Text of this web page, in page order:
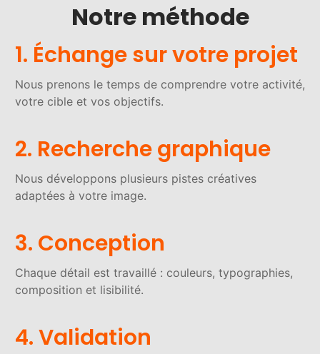
Notre méthode
1. Échange sur votre projet
Nous prenons le temps de comprendre votre activité,
votre cible et vos objectifs.
2. Recherche graphique
Nous développons plusieurs pistes créatives
adaptées à votre image.
3. Conception
Chaque détail est travaillé : couleurs, typographies,
composition et lisibilité.
4. Validation